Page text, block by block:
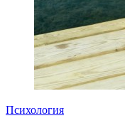
Психология